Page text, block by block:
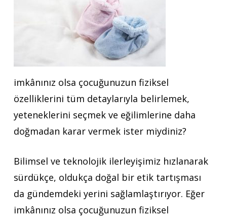
imkânınız olsa çocuğunuzun fiziksel
özelliklerini tüm detaylarıyla belirlemek,
yeteneklerini seçmek ve eğilimlerine daha
doğmadan karar vermek ister miydiniz?
Bilimsel ve teknolojik ilerleyişimiz hızlanarak
sürdükçe, oldukça doğal bir etik tartışması
da gündemdeki yerini sağlamlaştırıyor. Eğer
imkânınız olsa çocuğunuzun fiziksel